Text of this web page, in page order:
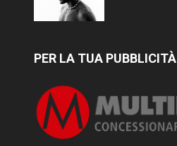
PER LA TUA PUBBLICITÀ